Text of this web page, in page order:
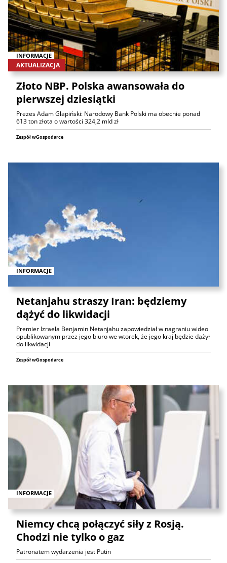
INFORMACJE
AKTUALIZACJA
Złoto NBP. Polska awansowała do
pierwszej dziesiątki
Prezes Adam Glapiński: Narodowy Bank Polski ma obecnie ponad
613 ton złota o wartości 324,2 mld zł
Zespół wGospodarce
INFORMACJE
Netanjahu straszy Iran: będziemy
dążyć do likwidacji
Premier Izraela Benjamin Netanjahu zapowiedział w nagraniu wideo
opublikowanym przez jego biuro we wtorek, że jego kraj będzie dążył
do likwidacji
Zespół wGospodarce
INFORMACJE
Niemcy chcą połączyć siły z Rosją.
Chodzi nie tylko o gaz
Patronatem wydarzenia jest Putin